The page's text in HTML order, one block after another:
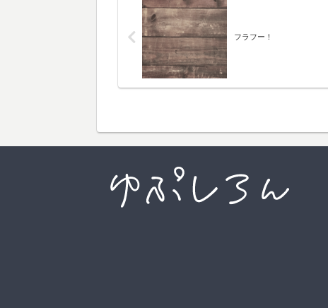
フラフー！